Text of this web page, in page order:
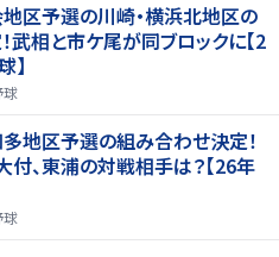
区予選の川崎・横浜北地区の
武相と市ケ尾が同ブロックに【2
】
球
地区予選の組み合わせ決定！
付、東浦の対戦相手は？【26年
球